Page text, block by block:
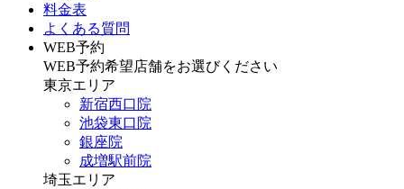
料金表
よくある質問
WEB予約
WEB予約希望店舗をお選びください
東京エリア
新宿西口院
池袋東口院
銀座院
成増駅前院
埼玉エリア